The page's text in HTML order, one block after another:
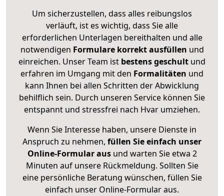
Um sicherzustellen, dass alles reibungslos
verläuft, ist es wichtig, dass Sie alle
erforderlichen Unterlagen bereithalten und alle
notwendigen Formulare korrekt ausfüllen und
einreichen. Unser Team ist bestens geschult und
erfahren im Umgang mit den Formalitäten und
kann Ihnen bei allen Schritten der Abwicklung
behilflich sein. Durch unseren Service können Sie
entspannt und stressfrei nach Hvar umziehen.
Wenn Sie Interesse haben, unsere Dienste in
Anspruch zu nehmen, füllen Sie einfach unser
Online-Formular ausund warten Sie etwa 2
Minuten auf unsere Rückmeldung. Sollten Sie
eine persönliche Beratung wünschen, füllen Sie
einfach unser Online-Formular aus.